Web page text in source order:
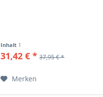
Inhalt 1
31,42 € * 37,95 € *
Merken